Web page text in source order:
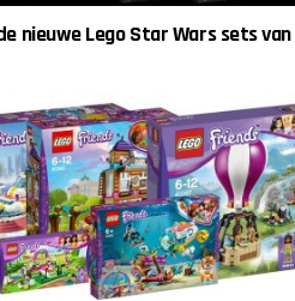
nieuwe Lego Star Wars sets van